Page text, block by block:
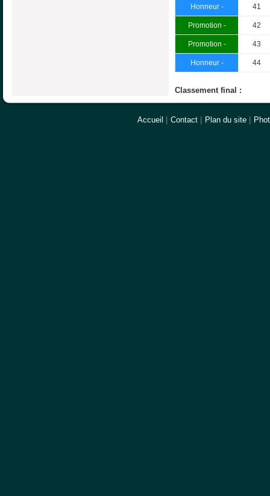
Honneur - 41
Promotion - 42
Promotion - 43
Honneur - 44
Classement final :
Accueil | Contact | Plan du site |